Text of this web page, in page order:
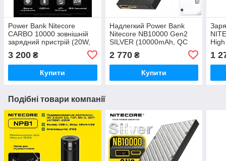
Power Bank Nitecore
CARBO 10000 зовнішній
зарядний пристрій (20W,
10000 mAh, QC 3.0, USB-
A, USB-C, IPX5)
3 200 ₴
Купити
Надлегкий Power Bank
Nitecore NB10000 Gen2
SILVER (10000mAh, QC
3.0, 18W, USB-C, USB-A,
IPX5)
2 770₴
Купити
1
Подібні товари компанії